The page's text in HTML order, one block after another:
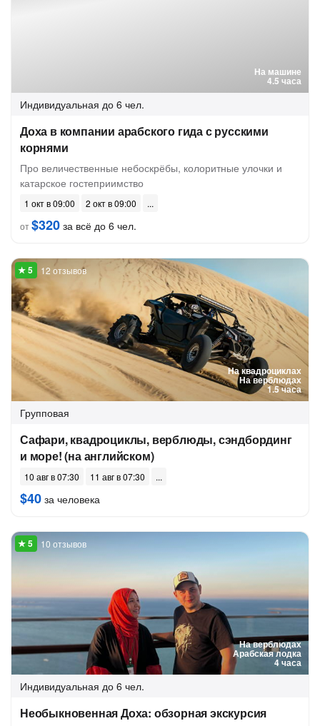
На машине
4.5 часа
Индивидуальная до 6 чел.
Доха в компании арабского гида с русскими
корнями
Про величественные небоскрёбы, колоритные улочки и
катарское гостеприимство
1 окт в 09:00
2 окт в 09:00
от$320 за всё до 6 чел.
На квадроциклах
На верблюдах
1.5 часа
12 отзывов
Групповая
Сафари, квадроциклы, верблюды, сэндбординг
и море! (на английском)
10 авг в 07:30 11 авг в 07:30
$40 за человека
На верблюдах
Арабская лодка
4 часа
10 отзывов
Индивидуальная до 6 чел.
Необыкновенная Доха: обзорная экскурсия